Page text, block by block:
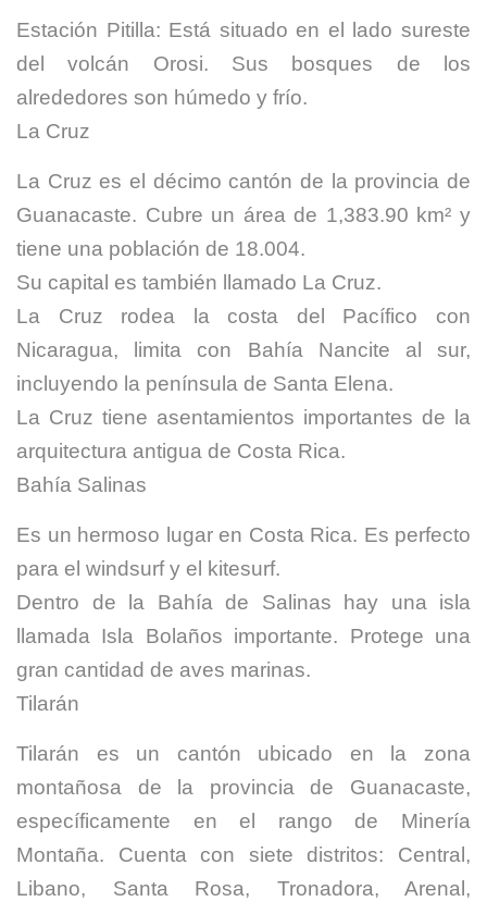
Estación Pitilla: Está situado en el lado sureste
del volcán Orosi. Sus bosques de los
alrededores son húmedo y frío.
La Cruz
La Cruz es el décimo cantón de la provincia de
Guanacaste. Cubre un área de 1,383.90 km² y
tiene una población de 18.004.
Su capital es también llamado La Cruz.
La Cruz rodea la costa del Pacífico con
Nicaragua, limita con Bahía Nancite al sur,
incluyendo la península de Santa Elena.
La Cruz tiene asentamientos importantes de la
arquitectura antigua de Costa Rica.
Bahía Salinas
Es un hermoso lugar en Costa Rica. Es perfecto
para el windsurf y el kitesurf.
Dentro de la Bahía de Salinas hay una isla
llamada Isla Bolaños importante. Protege una
gran cantidad de aves marinas.
Tilarán
Tilarán es un cantón ubicado en la zona
montañosa de la provincia de Guanacaste,
específicamente en el rango de Minería
Montaña. Cuenta con siete distritos: Central,
Libano, Santa Rosa, Tronadora, Arenal,